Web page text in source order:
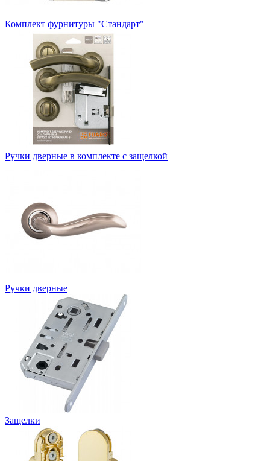
Комплект фурнитуры "Стандарт"
Ручки дверные в комплекте с защелкой
Ручки дверные
Защелки